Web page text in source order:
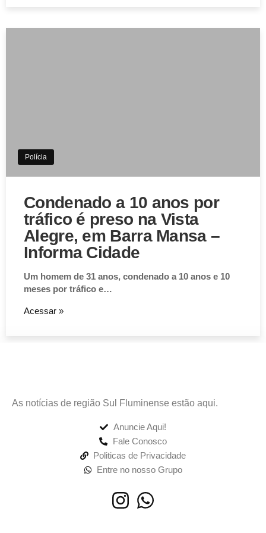
Polícia
Condenado a 10 anos por
tráfico é preso na Vista
Alegre, em Barra Mansa –
Informa Cidade
Um homem de 31 anos, condenado a 10 anos e 10
meses por tráfico e…
Acessar »
As notícias de região Sul Fluminense estão aqui.
Anuncie Aqui!
Fale Conosco
Politicas de Privacidade
Entre no nosso Grupo